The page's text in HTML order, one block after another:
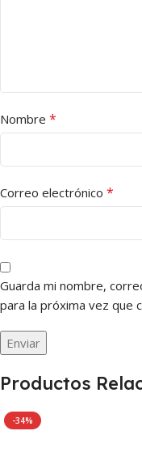
Nombre *
Correo electrónico *
Guarda mi nombre,
para la próxima vez que
Productos
-34%